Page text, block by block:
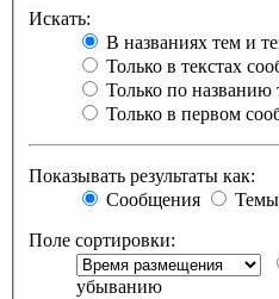
Искать:
В названиях тем и
Только в текстах
Только по названию
Только в первом
Показывать результаты как:
Сообщения
Темы
Поле сортировки:
убыванию